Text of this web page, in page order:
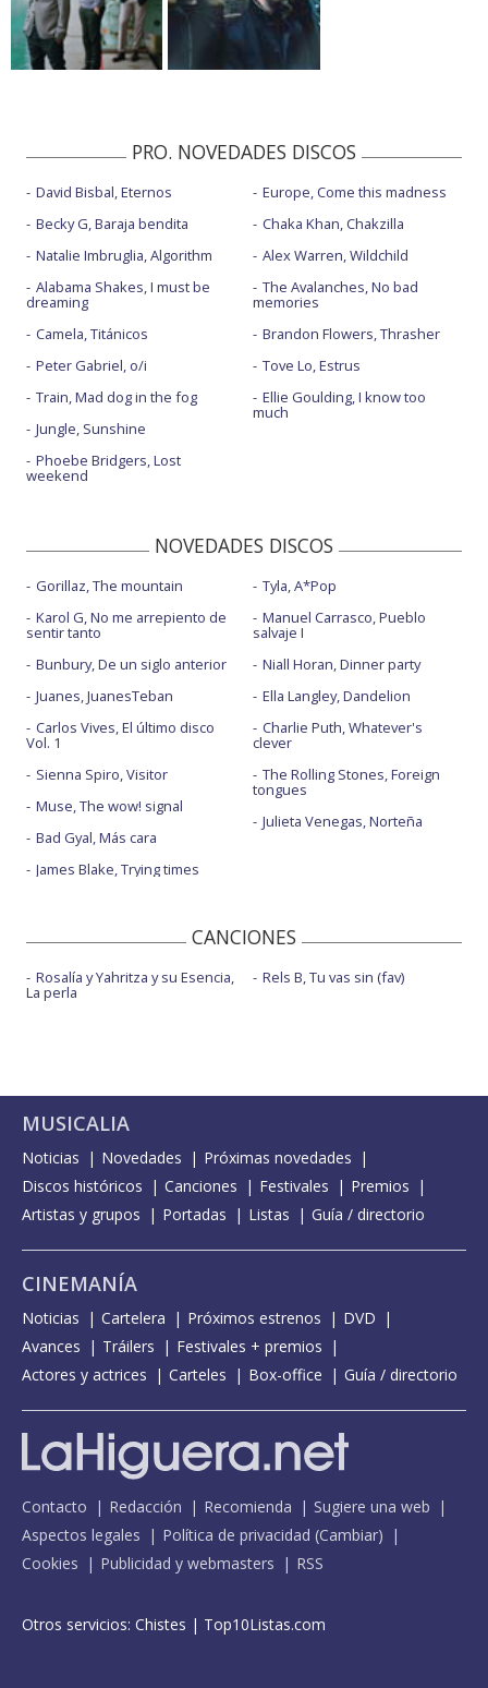
PRO. NOVEDADES DISCOS
David Bisbal, Eternos
Becky G, Baraja bendita
Natalie Imbruglia, Algorithm
Alabama Shakes, I must be
dreaming
Camela, Titánicos
Peter Gabriel, o/i
Train, Mad dog in the fog
Jungle, Sunshine
Phoebe Bridgers, Lost
weekend
Europe, Come this madness
Chaka Khan, Chakzilla
Alex Warren, Wildchild
The Avalanches, No bad
memories
Brandon Flowers, Thrasher
Tove Lo, Estrus
Ellie Goulding, I know too
much
NOVEDADES DISCOS
Gorillaz, The mountain
Karol G, No me arrepiento de
sentir tanto
Bunbury, De un siglo anterior
Juanes, JuanesTeban
Carlos Vives, El último disco
Vol. 1
Sienna Spiro, Visitor
Muse, The wow! signal
Bad Gyal, Más cara
James Blake, Trying times
Tyla, A*Pop
Manuel Carrasco, Pueblo
salvaje I
Niall Horan, Dinner party
Ella Langley, Dandelion
Charlie Puth, Whatever's
clever
The Rolling Stones, Foreign
tongues
Julieta Venegas, Norteña
CANCIONES
Rosalía y Yahritza y su Esencia,
La perla
Rels B, Tu vas sin (fav)
MUSICALIA
Noticias Novedades
Próximas novedades
Discos históricos
Canciones Festivales
Premios
Artistas y grupos
Portadas Listas Guía / directorio
CINEMANÍA
Noticias Cartelera Próximos estrenos
DVD
Avances
Tráilers
Festivales + premios
Actores y actrices
Carteles Box-office Guía / directorio
Contacto Redacción Recomienda
Sugiere una web
Aspectos legales
Política de privacidad (Cambiar)
Cookies
Publicidad y webmasters RSS
Otros servicios: Chistes | Top10Listas.com